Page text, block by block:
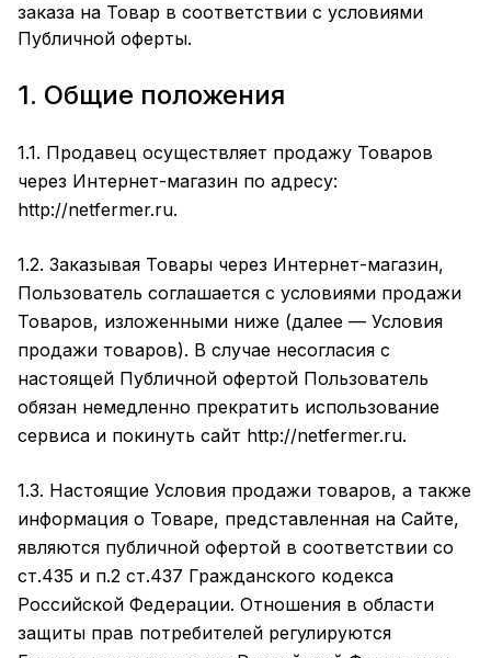
заказа на Товар в соответствии с условиями
Публичной оферты.
1. Общие положения
1.1. Продавец осуществляет продажу Товаров
через Интернет-магазин по адресу:
http://netfermer.ru.
1.2. Заказывая Товары через Интернет-магазин,
Пользователь соглашается с условиями продажи
Товаров, изложенными ниже (далее — Условия
продажи товаров). В случае несогласия с
настоящей Публичной офертой Пользователь
обязан немедленно прекратить использование
сервиса и покинуть сайт http://netfermer.ru.
1.3. Настоящие Условия продажи товаров, а также
информация о Товаре, представленная на Сайте,
являются публичной офертой в соответствии со
ст.435 и п.2 ст.437 Гражданского кодекса
Российской Федерации. Отношения в области
защиты прав потребителей регулируются